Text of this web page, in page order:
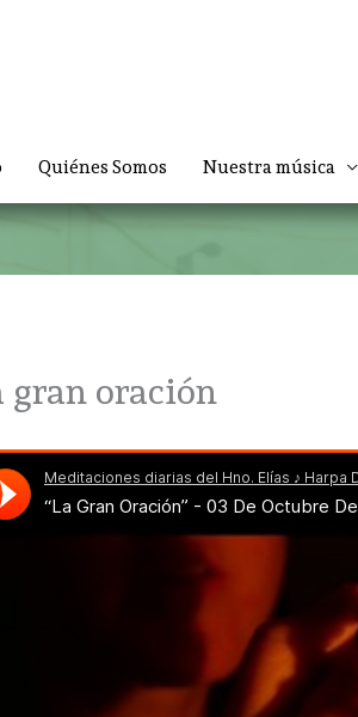
Quiénes Somos Nuestra música
gran oración